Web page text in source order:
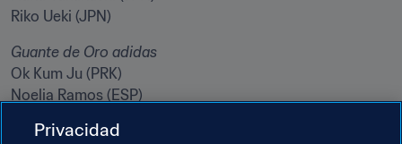
Riko Ueki (JPN)
Ok Kum Ju (PRK)
Noelia Ramos (ESP)
Privacidad